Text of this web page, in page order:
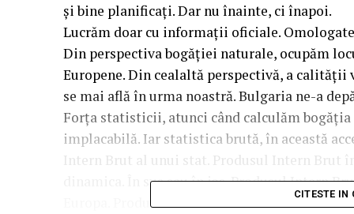
și bine planificați. Dar nu înainte, ci înapoi.
Lucrăm doar cu informații oficiale.
Din perspectiva bogăției naturale, ocupăm
Europene. Din cealaltă perspectivă, a
se mai află în urma noastră. Bulgaria ne-a
Forța statisticii, atunci când calculăm
implacabilă. Iar statistica brută, în această
Intern Brut al unui stat. Produsul Intern
dinamica. În sus sau în jos. Produsul Intern
Europa. Produsul Intern Brut care-i revine
CITESTE IN